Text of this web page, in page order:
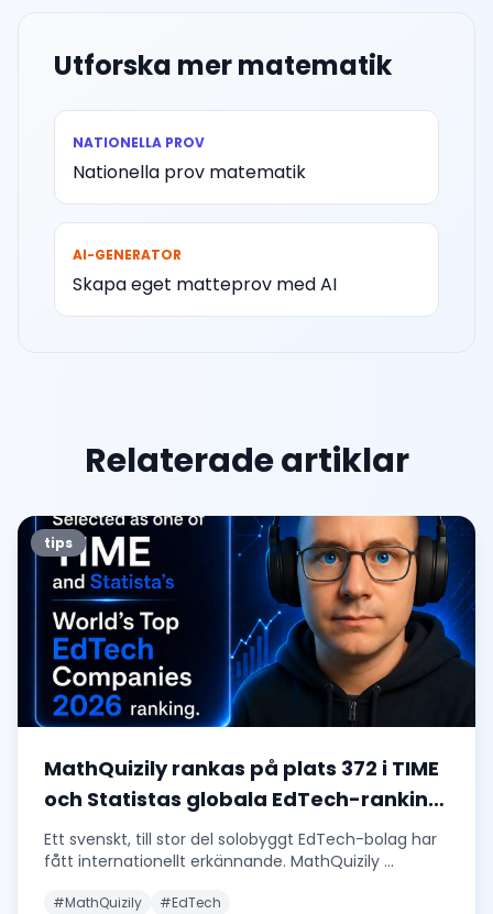
Utforska mer matematik
NATIONELLA PROV
Nationella prov matematik
AI-GENERATOR
Skapa eget matteprov med AI
Relaterade artiklar
tips
MathQuizily rankas på plats 372 i TIME
och Statistas globala EdTech-ranking
2026
Ett svenskt, till stor del solobyggt EdTech-bolag har
fått internationellt erkännande. MathQuizily ...
#MathQuizily #EdTech